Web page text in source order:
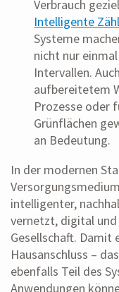
Verbrauch
Intelligente
Systeme
nicht nur
Intervallen.
aufbereitetem
Prozesse oder
Grünflächen
an Bedeutung.
In der modernen
intelligenter,
vernetzt, digital
Gesellschaft. Damit
Hausanschluss –
ebenfalls Teil des
Anwendungen